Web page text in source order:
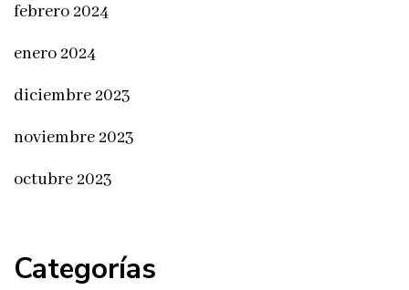
febrero 2024
enero 2024
diciembre 2023
noviembre 2023
octubre 2023
Categorías